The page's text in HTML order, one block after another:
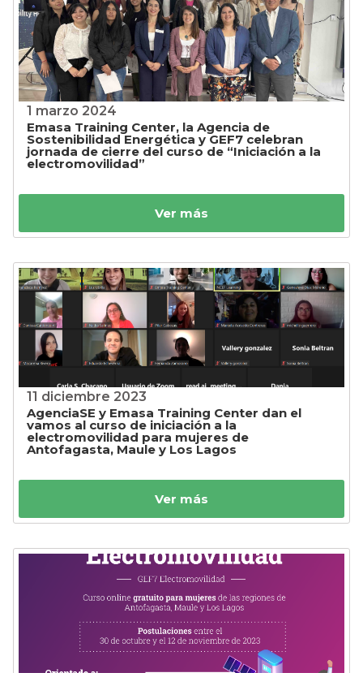
1 marzo 2024
Emasa Training Center, la Agencia de
Sostenibilidad Energética y GEF7 celebran
jornada de cierre del curso de “Iniciación a la
electromovilidad”
Ver más
11 diciembre 2023
AgenciaSE y Emasa Training Center dan el
vamos al curso de iniciación a la
electromovilidad para mujeres de
Antofagasta, Maule y Los Lagos
Ver más